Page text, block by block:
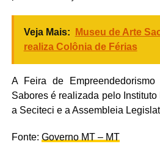
Veja Mais:
Museu de Arte
realiza Colônia de Férias
A Feira de
Sabores é realizada pelo
a Seciteci e a Assembleia
Fonte: Governo MT – MT